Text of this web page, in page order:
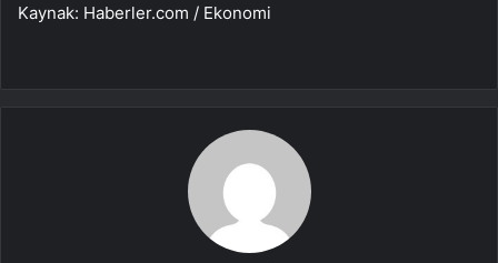
Kaynak: Haberler.com / Ekonomi